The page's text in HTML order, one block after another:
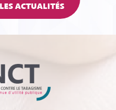
ACTUALITÉS